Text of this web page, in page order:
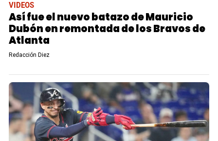
VIDEOS
Así fue el nuevo batazo de Mauricio
Dubón en remontada de los Bravos de
Atlanta
Redacción Diez